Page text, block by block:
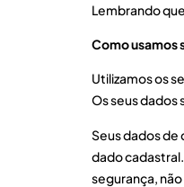
Lembrando
Como usamos
Utilizamos os
Os seus dados
Seus dados de
dado
segurança,